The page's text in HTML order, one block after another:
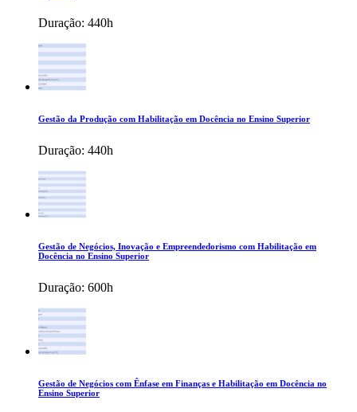
Duração: 440h
Gestão da Produção com Habilitação em Docência no Ensino Superior
Duração: 440h
Gestão de Negócios, Inovação e Empreendedorismo com Habilitação em
Docência no Ensino Superior
Duração: 600h
Gestão de Negócios com Ênfase em Finanças e Habilitação em Docência no
Ensino Superior